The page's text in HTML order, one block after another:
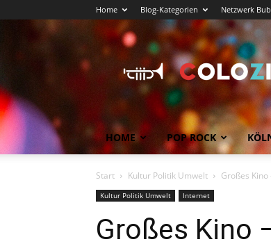
Home Blog-Kategorien Netzwerk
Köln
News
COLOZINE
Magazin
HOME POP ROCK
Start Kultur Politik Umwelt Großes
Kultur Politik Umwelt Internet
Großes Kino